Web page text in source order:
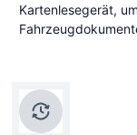
Kartenlesegerät,